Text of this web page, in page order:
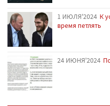
1 ИЮЛЯ'2024 К
время петлять
24 ИЮНЯ'2024